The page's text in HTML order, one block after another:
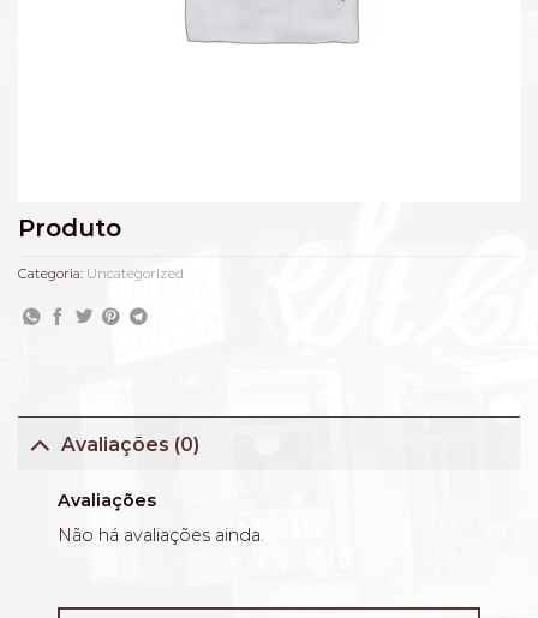
Produto
Categoria: Uncategorized
Avaliações (0)
Avaliações
Não há avaliações ainda.